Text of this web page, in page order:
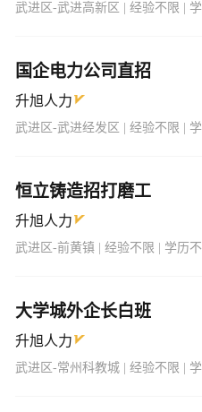
武进区-武进高新区 | 经验不限 |
国企电力公司直招
升旭人力
武进区-武进经发区 | 经验不限 |
恒立铸造招打磨工
升旭人力
武进区-前黄镇 | 经验不限 | 学历
大学城外企长白班
升旭人力
武进区-常州科教城 | 经验不限 |